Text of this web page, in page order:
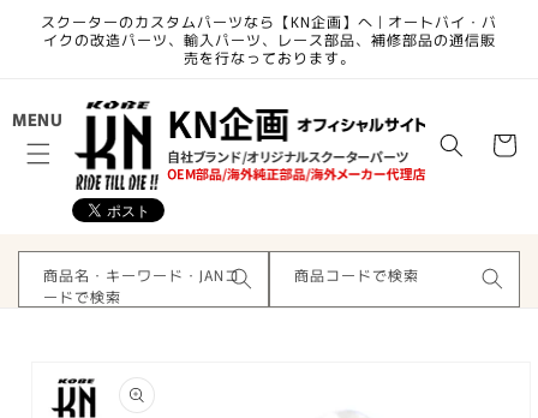
ンツに
進む
スクーターのカスタムパーツなら【KN企画】へ | オートバイ・バ
イクの改造パーツ、輸入パーツ、レース部品、補修部品の通信販
売を行なっております。
MENU
ー
商品名・キーワード・JANコ
ードで検索
商品コードで検索
報にス
キップ